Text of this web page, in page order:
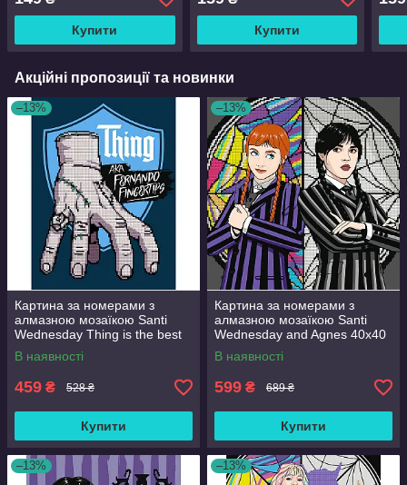
Купити Купити
Акційні пропозиції та новинки
–13%
Картина за номерами з
алмазною мозаїкою Santi
Wednesday Thing is the best
friend 30x40 см Різнобарвний
(954980)
В наявності
459 ₴ 528 ₴
Купити
–13%
Картина за номерами з
алмазною мозаїкою Santi
Wednesday and Agnes 40x40
см Різнобарвний (954947)
В наявності
599 ₴ 689 ₴
Купити
–13% –13%